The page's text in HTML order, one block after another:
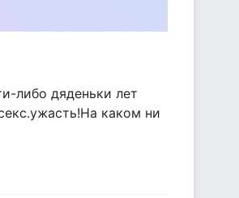
либо дяденьки лет
каком ни